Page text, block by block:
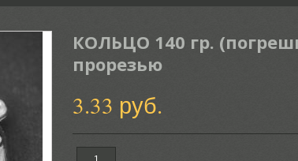
КОЛЬЦО 140 гр.
прорезью
3.33 руб.